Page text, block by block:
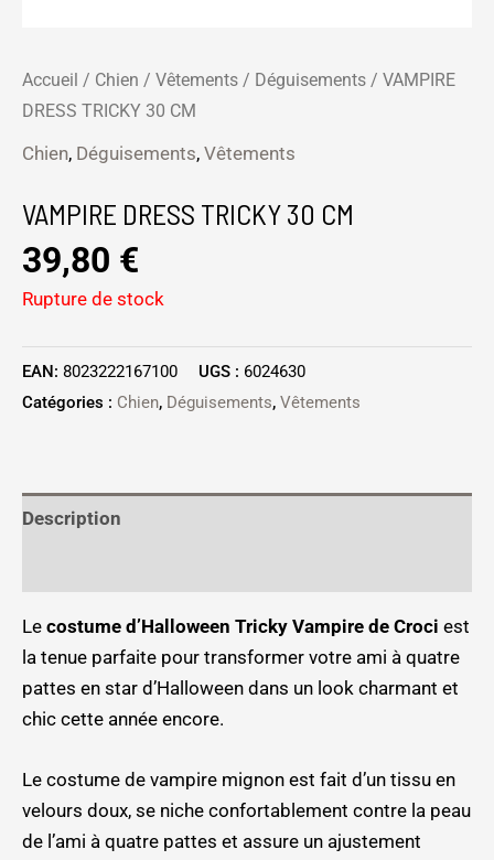
Accueil / Chien / Vêtements / Déguisements / VAMPIRE
DRESS TRICKY 30 CM
Chien, Déguisements, Vêtements
VAMPIRE DRESS TRICKY 30 CM
39,80 €
Rupture de stock
EAN: 8023222167100 UGS : 6024630
Catégories : Chien, Déguisements, Vêtements
Description
Le costume d’Halloween Tricky Vampire de Croci est
la tenue parfaite pour transformer votre ami à quatre
pattes en star d’Halloween dans un look charmant et
chic cette année encore.
Le costume de vampire mignon est fait d’un tissu en
velours doux, se niche confortablement contre la peau
de l’ami à quatre pattes et assure un ajustement